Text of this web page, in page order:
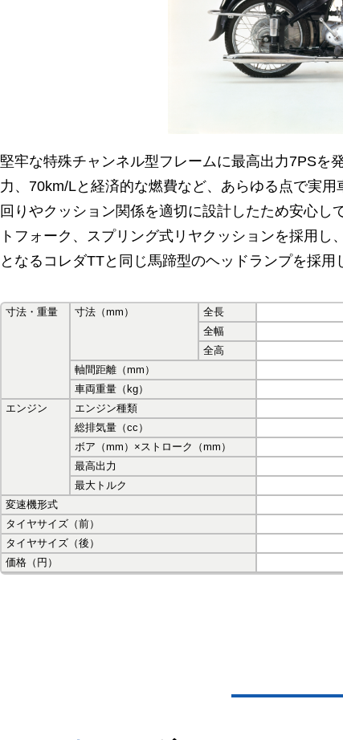
堅牢な特殊チャンネル型フレームに最高出力7PSを
力、70km/Lと経済的な燃費など、あらゆる点で実
回りやクッション関係を適切に設計したため安心
トフォーク、スプリング式リヤクッションを採用
となるコレダTTと同じ馬蹄型のヘッドランプを採用
寸法・重量 寸法（mm） 全長
全幅
全高
軸間距離（mm）
車両重量（kg）
エンジン
エンジン種類
総排気量（cc）
ボア（mm）×ストローク（mm）
最高出力
最大トルク
変速機形式
タイヤサイズ（前）
タイヤサイズ（後）
価格（円）